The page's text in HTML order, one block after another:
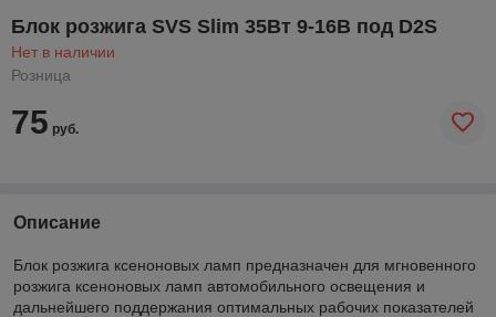
Блок розжига SVS Slim 35Вт 9-16В под D2S
Нет в наличии
Розница
75 руб.
Описание
Блок розжига ксеноновых ламп предназначен для мгновенного
розжига ксеноновых ламп автомобильного освещения и
дальнейшего поддержания оптимальных рабочих показателей